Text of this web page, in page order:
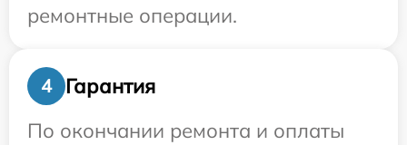
ремонтные операции.
4
Гарантия
По окончании ремонта и оплаты